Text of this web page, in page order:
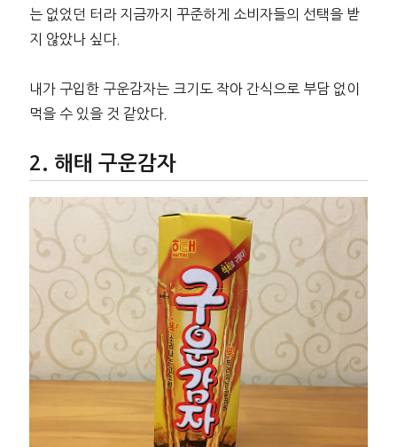
는 없었던 터라 지금까지 꾸준하게 소비자들의 선택을 받
지 않았나 싶다.
내가 구입한 구운감자는 크기도 작아 간식으로 부담 없이
먹을 수 있을 것 같았다.
해태 구운감자